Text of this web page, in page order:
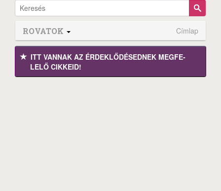
ROVATOK Címlap
ITT VANNAK AZ ÉRDEK­LŐDÉ­SEDNEK MEGFE­
LELŐ CIKKEID!